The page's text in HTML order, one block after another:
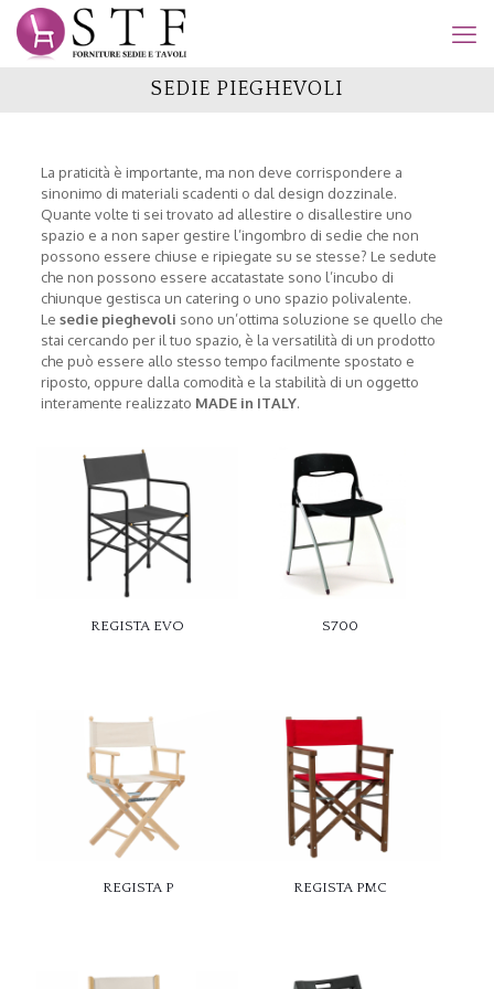
SEDIE PIEGHEVOLI
La praticità è importante, ma non deve corrispondere a
sinonimo di materiali scadenti o dal design dozzinale.
Quante volte ti sei trovato ad allestire o disallestire uno
spazio e a non saper gestire l’ingombro di sedie che non
possono essere chiuse e ripiegate su se stesse? Le sedute
che non possono essere accatastate sono l’incubo di
chiunque gestisca un catering o uno spazio polivalente.
Le sedie pieghevoli sono un’ottima soluzione se quello che
stai cercando per il tuo spazio, è la versatilità di un prodotto
che può essere allo stesso tempo facilmente spostato e
riposto, oppure dalla comodità e la stabilità di un oggetto
interamente realizzato MADE in ITALY.
REGISTA EVO S700
REGISTA P REGISTA PMC